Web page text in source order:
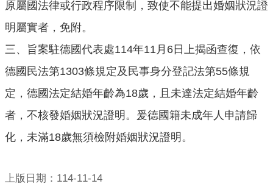
最
消
息
公
資
訊
主
區
原屬國法律或行政程序限制，致使不能提出婚姻狀況證
明屬實者，免附。
三、旨案駐德國代表處114年11月6日上揭函查復，依
德國民法第1303條規定及民事身分登記法第55條規
定，德國法定結婚年齡為18歲，且未達法定結婚年齡
者，不核發婚姻狀況證明。爰德國籍未成年人申請歸
化，未滿18歲無須檢附婚姻狀況證明。
上版日期：114-11-14